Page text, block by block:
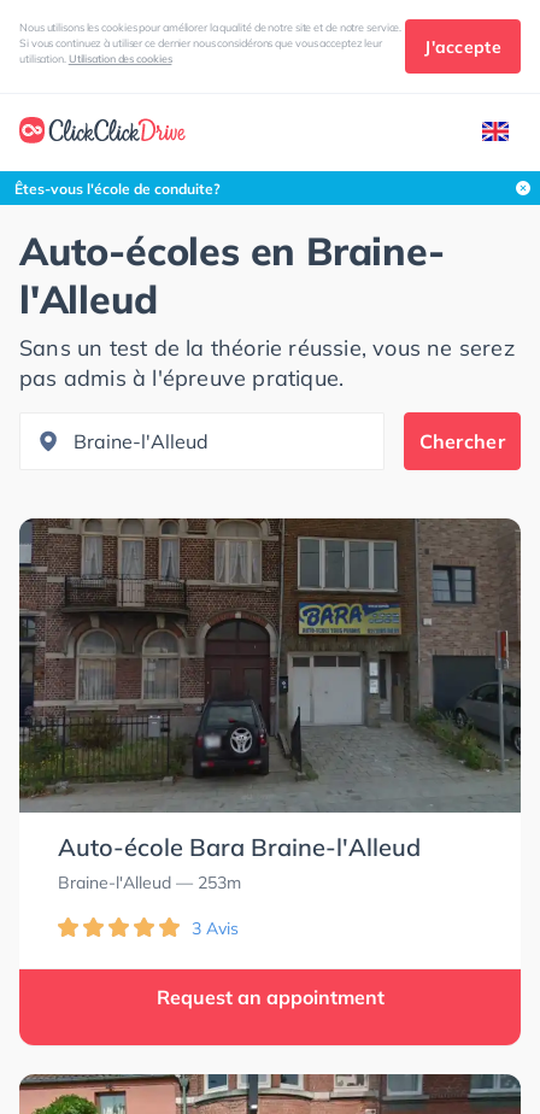
Nous utilisons les cookies pour améliorer la qualité de notre site et de notre service.
Si vous continuez à utiliser ce dernier nous considérons que vous acceptez leur
utilisation. Utilisation des cookies
J'accepte
Êtes-vous l'école de conduite?
Auto-écoles en Braine-
l'Alleud
Sans un test de la théorie réussie, vous ne serez
pas admis à l'épreuve pratique.
Chercher
Auto-école Bara Braine-l'Alleud
Braine-l'Alleud — 253m
3 Avis
Request an appointment